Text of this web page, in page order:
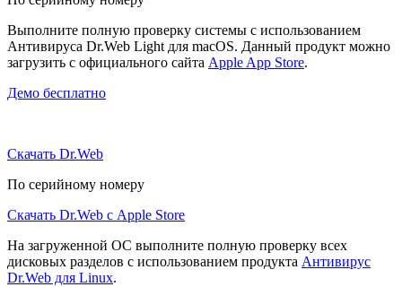
Выполните полную проверку системы с использованием
Антивируса Dr.Web Light для macOS. Данный продукт можно
загрузить с официального сайта Apple App Store.
Демо бесплатно
Скачать Dr.Web
По серийному номеру
Скачать Dr.Web с Apple Store
На загруженной ОС выполните полную проверку всех
дисковых разделов с использованием продукта Антивирус
Dr.Web для Linux.